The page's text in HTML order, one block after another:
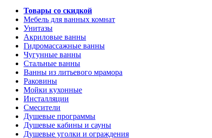
Товары со скидкой
Мебель для ванных комнат
Унитазы
Акриловые ванны
Гидромассажные ванны
Чугунные ванны
Стальные ванны
Ванны из литьевого мрамора
Раковины
Мойки кухонные
Инсталляции
Смесители
Душевые программы
Душевые кабины и сауны
Душевые уголки и ограждения